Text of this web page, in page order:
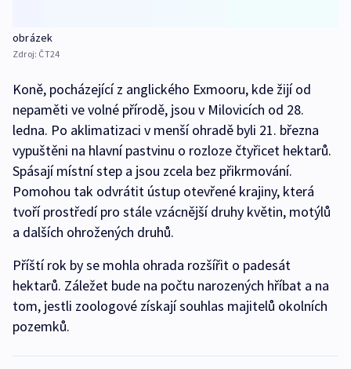
obrázek
Zdroj: ČT24
Koně, pocházející z anglického Exmooru, kde žijí od
nepaměti ve volné přírodě, jsou v Milovicích od 28.
ledna. Po aklimatizaci v menší ohradě byli 21. března
vypuštěni na hlavní pastvinu o rozloze čtyřicet hektarů.
Spásají místní step a jsou zcela bez přikrmování.
Pomohou tak odvrátit ústup otevřené krajiny, která
tvoří prostředí pro stále vzácnější druhy květin, motýlů
a dalších ohrožených druhů.
Příští rok by se mohla ohrada rozšířit o padesát
hektarů. Záležet bude na počtu narozených hříbat a na
tom, jestli zoologové získají souhlas majitelů okolních
pozemků.